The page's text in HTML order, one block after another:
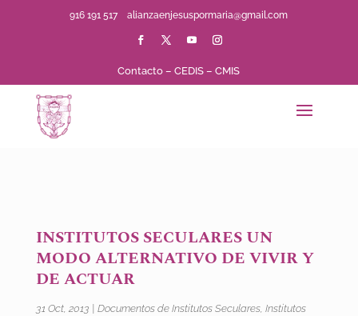
916 191 517alianzaenjesuspormaria@gmail.com
Contacto –CEDIS –CMIS
INSTITUTOS SECULARES UN
MODO ALTERNATIVO DE VIVIR Y
DE ACTUAR
31 Oct, 2013 Documentos de Institutos Seculares, Institutos